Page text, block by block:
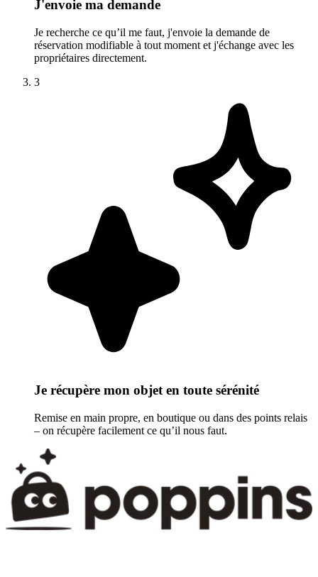
J'envoie ma demande
Je recherche ce qu’il me faut, j'envoie la demande de
réservation modifiable à tout moment et j'échange avec les
propriétaires directement.
3
Je récupère mon objet en toute sérénité
Remise en main propre, en boutique ou dans des points relais
– on récupère facilement ce qu’il nous faut.